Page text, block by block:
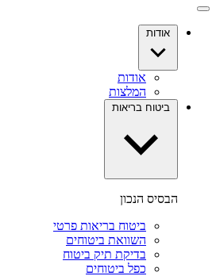
אודות
אודות
המלצות
ביטוח בריאות
הבסיס הנכון
ביטוח בריאות פרטי
השוואת ביטוחים
בדיקת תיק ביטוח
כפל ביטוחים